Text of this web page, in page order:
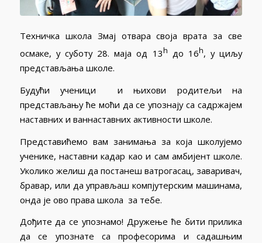
Техничка школа Змај отвара своја врата за све
осмаке, у суботу 28. маја од 13h до 16h, у циљу
представљања школе.
Будући ученици и њихови родитељи на
представљању ће моћи да се упознају са садржајем
наставних и ваннаставних активности школе.
Представићемо вам занимања за која школујемо
ученике, наставни кадар као и сам амбијент школе.
Уколико желиш да постанеш ватрогасац, заваривач,
бравар, или да управљаш компјутерским машинама,
онда је ово права школа за тебе.
Дођите да се упознамо! Дружење ће бити прилика
да се упознате са професорима и садашњим